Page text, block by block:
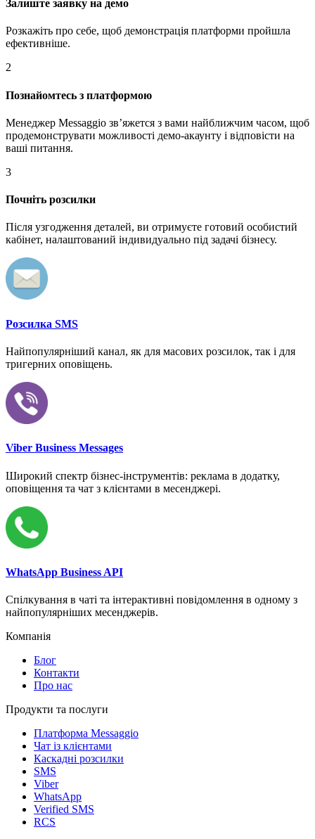
Залиште заявку на демо
Розкажіть про себе, щоб демонстрація платформи пройшла
ефективніше.
2
Познайомтесь з платформою
Менеджер Messaggio звʼяжется з вами найближчим часом, щоб
продемонструвати можливості демо-акаунту і відповісти на
ваші питання.
3
Почніть розсилки
Після узгодження деталей, ви отримуєте готовий особистий
кабінет, налаштований індивидуально під задачі бізнесу.
Розсилка SMS
Найпопулярніший канал, як для масових розсилок, так і для
тригерних оповіщень.
Viber Business Messages
Широкий спектр бізнес-інструментів: реклама в додатку,
оповіщення та чат з клієнтами в месенджері.
WhatsApp Business API
Спілкування в чаті та інтерактивні повідомлення в одному з
найпопулярніших месенджерів.
Компанія
Блог
Контакти
Про нас
Продукти та послуги
Платформа Messaggio
Чат із клієнтами
Каскадні розсилки
SMS
Viber
WhatsApp
Verified SMS
RCS